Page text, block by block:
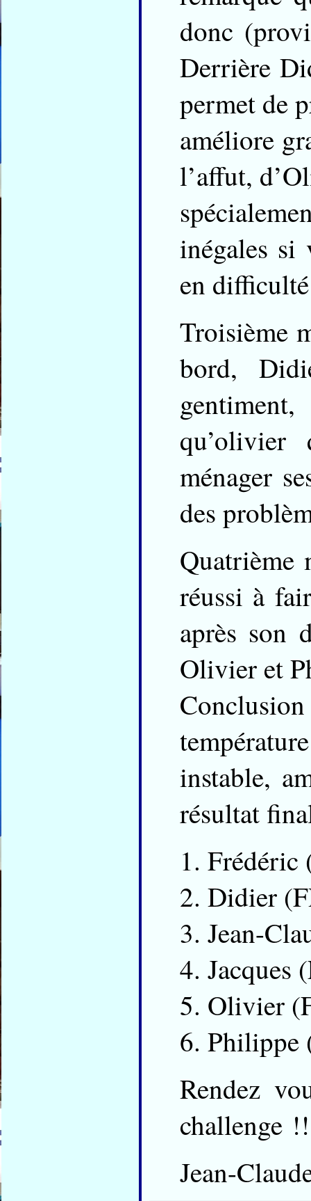
donc
Derrière
permet de
améliore
l’affut,
inégales si
en
Troisième
bord,
ménager
des
Quatrième
réussi à
après son
Olivier et
instable,
résultat
Frédéric
Didier
Jean-
Jacques
Olivier
Philippe
Rendez
challenge
Jean-